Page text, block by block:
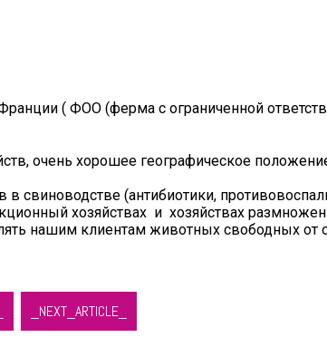
( ФОО (ферма с ограниченной
очень хорошее географическое
свиноводстве (антибиотики,
хозяйствах и хозяйствах
нашим клиентам животных свободных от
_NEXT_ARTICLE_